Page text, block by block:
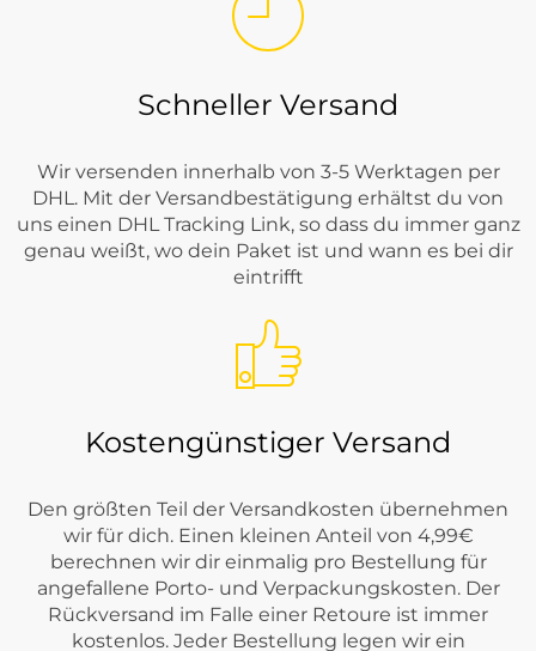
Schneller Versand
Wir versenden innerhalb von 3-5 Werktagen per
DHL. Mit der Versandbestätigung erhältst du von
uns einen DHL Tracking Link, so dass du immer ganz
genau weißt, wo dein Paket ist und wann es bei dir
eintrifft
Kostengünstiger Versand
Den größten Teil der Versandkosten übernehmen
wir für dich. Einen kleinen Anteil von 4,99€
berechnen wir dir einmalig pro Bestellung für
angefallene Porto- und Verpackungskosten. Der
Rückversand im Falle einer Retoure ist immer
kostenlos. Jeder Bestellung legen wir ein